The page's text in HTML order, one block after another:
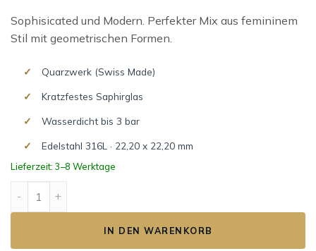
Sophisicated und Modern. Perfekter Mix aus femininem
Stil mit geometrischen Formen.
Quarzwerk (Swiss Made)
Kratzfestes Saphirglas
Wasserdicht bis 3 bar
Edelstahl 316L · 22,20 x 22,20 mm
Lieferzeit: 3–8 Werktage
IN DEN WARENKORB